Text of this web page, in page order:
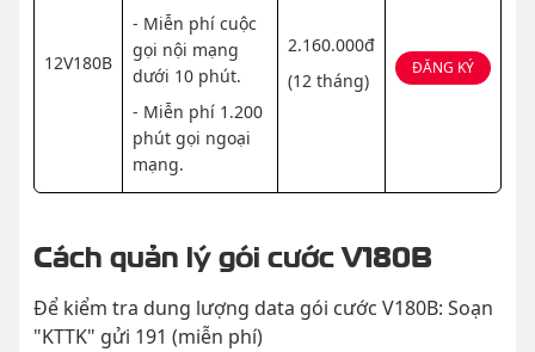
12V180B
- Miễn phí cuộc
gọi nội mạng
dưới 10 phút.
- Miễn phí 1.200
phút gọi ngoại
mạng.
2.160.000đ
(12 tháng)
ĐĂNG KÝ
Cách quản lý gói cước V180B
Để kiểm tra dung lượng data gói cước V180B: Soạn
"KTTK" gửi 191 (miễn phí)